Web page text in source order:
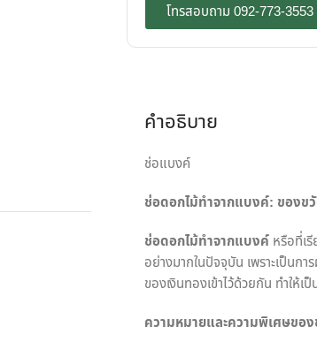
โทรสอบถาม 092-773-3553
คำอธิบาย
ช่อแบงค์
ช่อดอกไม้ทำจากแบงค์: ของข
ช่อดอกไม้ทำจากแบงค์ หรือที่เ
อย่างมากในปัจจุบัน เพราะเป็น
ของเงินทองเข้าไว้ด้วยกัน ทำให้
ความหมายและความพิเศษขอ